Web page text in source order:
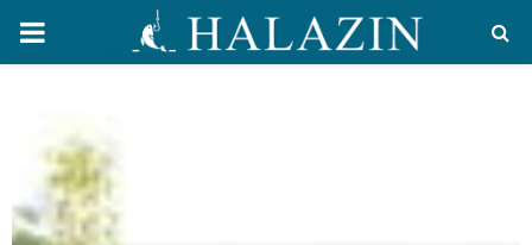
PRIMARY